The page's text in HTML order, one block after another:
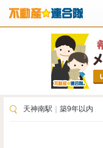
天神南駅 築9年以内